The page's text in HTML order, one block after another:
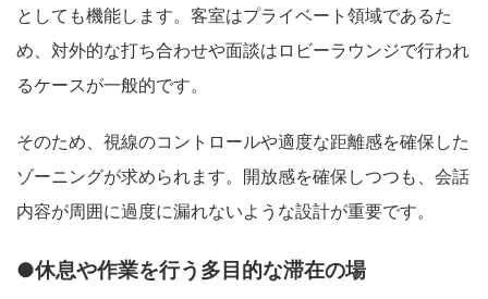
としても機能します。客室はプライベート領域であるた
め、対外的な打ち合わせや面談はロビーラウンジで行われ
るケースが一般的です。
そのため、視線のコントロールや適度な距離感を確保した
ゾーニングが求められます。開放感を確保しつつも、会話
内容が周囲に過度に漏れないような設計が重要です。
●休息や作業を行う多目的な滞在の場